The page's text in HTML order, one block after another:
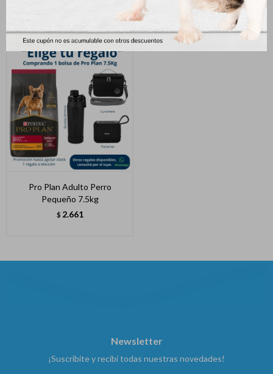
$3.040
Pro Plan Adulto Perro
Pequeño 7.5kg
$ 2.661
Newsletter
¡Suscribite y recibí todas nuestras novedades!